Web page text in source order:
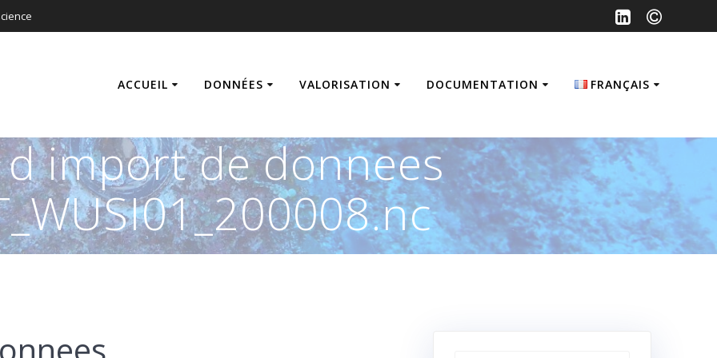
ACCUEIL DONNÉES VALORISATION DOCUMENTATION FRANÇAIS
English
d import de donnees